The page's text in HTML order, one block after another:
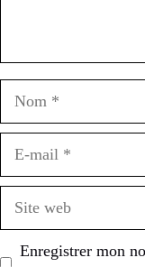
Enregistrer mon